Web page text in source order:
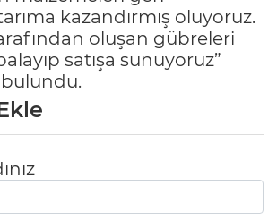
kazandırmış oluyoruz.
oluşan gübreleri
satışa sunuyoruz”